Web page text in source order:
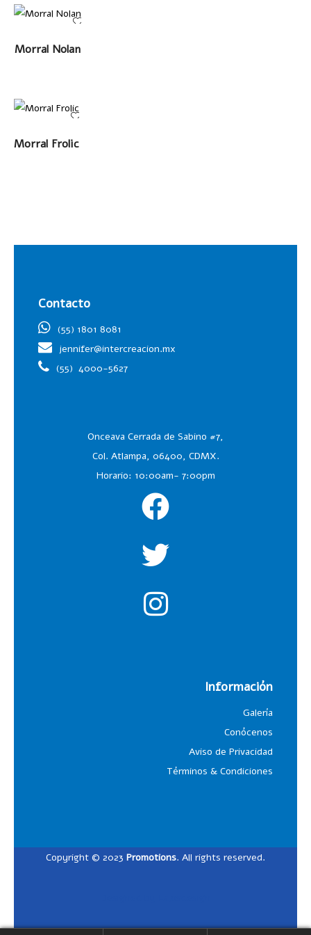
LEER MÁS
Morral Nolan
LEER MÁS
Morral Frolic
Contacto
(55) 1801 8081
jennifer@intercreacion.mx
(55) 4000-5627
Onceava Cerrada de Sabino #7,
Col. Atlampa, 06400, CDMX.
Horario: 10:00am- 7:00pm
Información
Galería
Conócenos
Aviso de Privacidad
Términos & Condiciones
Copyright © 2023 Promotions. All rights reserved.